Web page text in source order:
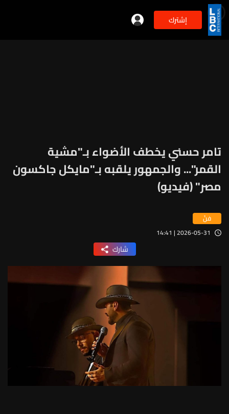
إشترك 2min
تامر حسني يخطف الأضواء بـ"مشية
القمر"... والجمهور يلقبه بـ"مايكل جاكسون
مصر" (فيديو)
فنّ
2026-05-31 | 14:41
شارك